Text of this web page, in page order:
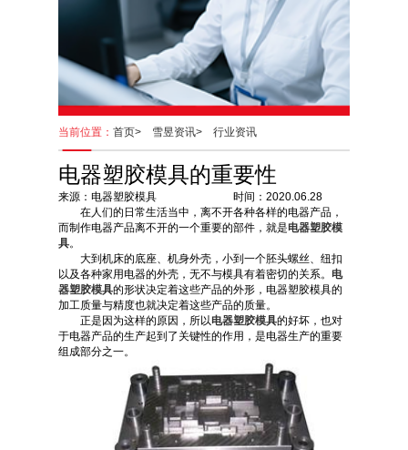
当前位置： 首页> 雪昱资讯> 行业资讯
电器塑胶模具的重要性
来源：电器塑胶模具 时间：2020.06.28
在人们的日常生活当中，离不开各种各样的电器产品，
而制作电器产品离不开的一个重要的部件，就是电器塑胶模
具。
大到机床的底座、机身外壳，小到一个胚头螺丝、纽扣
以及各种家用电器的外壳，无不与模具有着密切的关系。 电
器塑胶模具的形状决定着这些产品的外形，电器塑胶模具的
加工质量与精度也就决定着这些产品的质量。
正是因为这样的原因，所以电器塑胶模具的好坏，也对
于电器产品的生产起到了关键性的作用，是电器生产的重要
组成部分之一。